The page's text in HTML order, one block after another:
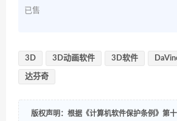
已售
3D 3D动画软件 3D软件
达芬奇
版权声明：根据《计算机软件保护条例》第